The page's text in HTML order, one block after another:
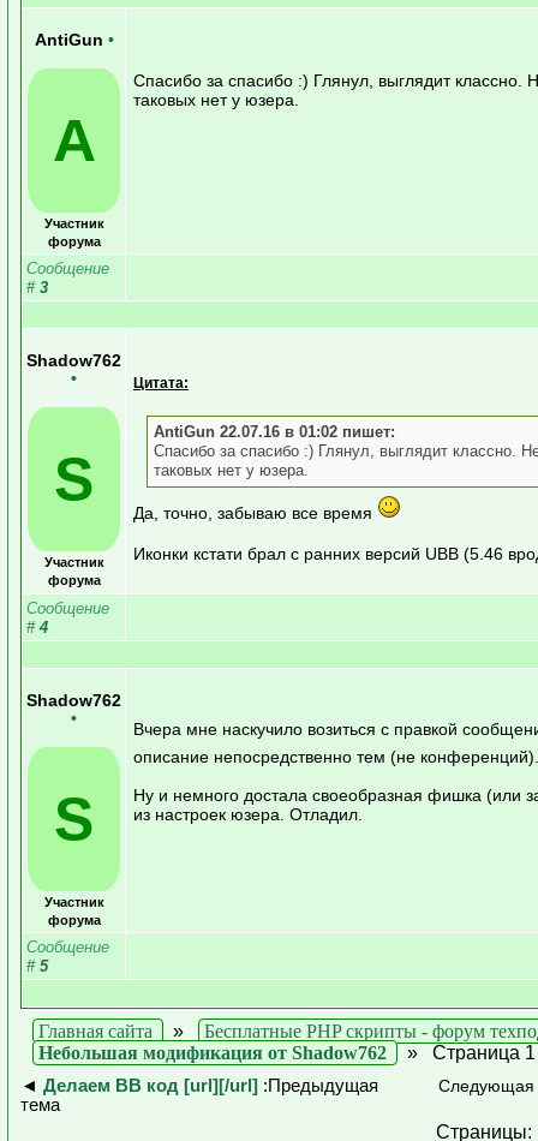
AntiGun •
A
Участник
форума
Спасибо за спасибо :) Глянул, выглядит классно.
таковых нет у юзера.
Сообщение
# 3
Shadow762
•
S
Участник
форума
Цитата:
AntiGun 22.07.16 в 01:02 пишет:
Спасибо за спасибо :) Глянул, выглядит классно.
таковых нет у юзера.
Да, точно, забываю все время
Иконки кстати брал с ранних версий UBB (5.46
Сообщение
# 4
Shadow762
•
S
Участник
форума
Вчера мне наскучило возиться с правкой
описание непосредственно тем (не
Ну и немного достала своеобразная фишка (или
из настроек юзера. Отладил.
Сообщение
# 5
Главная сайта »
Бесплатные PHP скрипты - форум
Небольшая модификация от Shadow762
» Страница 1
◄ Делаем ВВ код [url][/url] :Предыдущая
тема